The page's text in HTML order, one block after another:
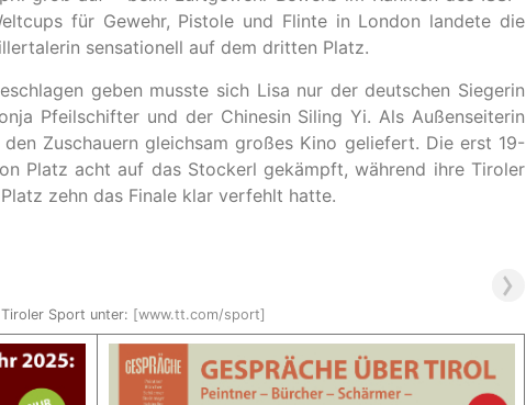
für Gewehr, Pistole und Flinte in London landete die
sensationell auf dem dritten Platz.
geben musste sich Lisa nur der deutschen Siegerin
Pfeilschifter und der Chinesin Siling Yi. Als Außenseiterin
Zuschauern gleichsam großes Kino geliefert. Die erst 19-
Platz acht auf das Stockerl gekämpft, während ihre Tiroler
zehn das Finale klar verfehlt hatte.
Sport unter: [www.tt.com/sport]